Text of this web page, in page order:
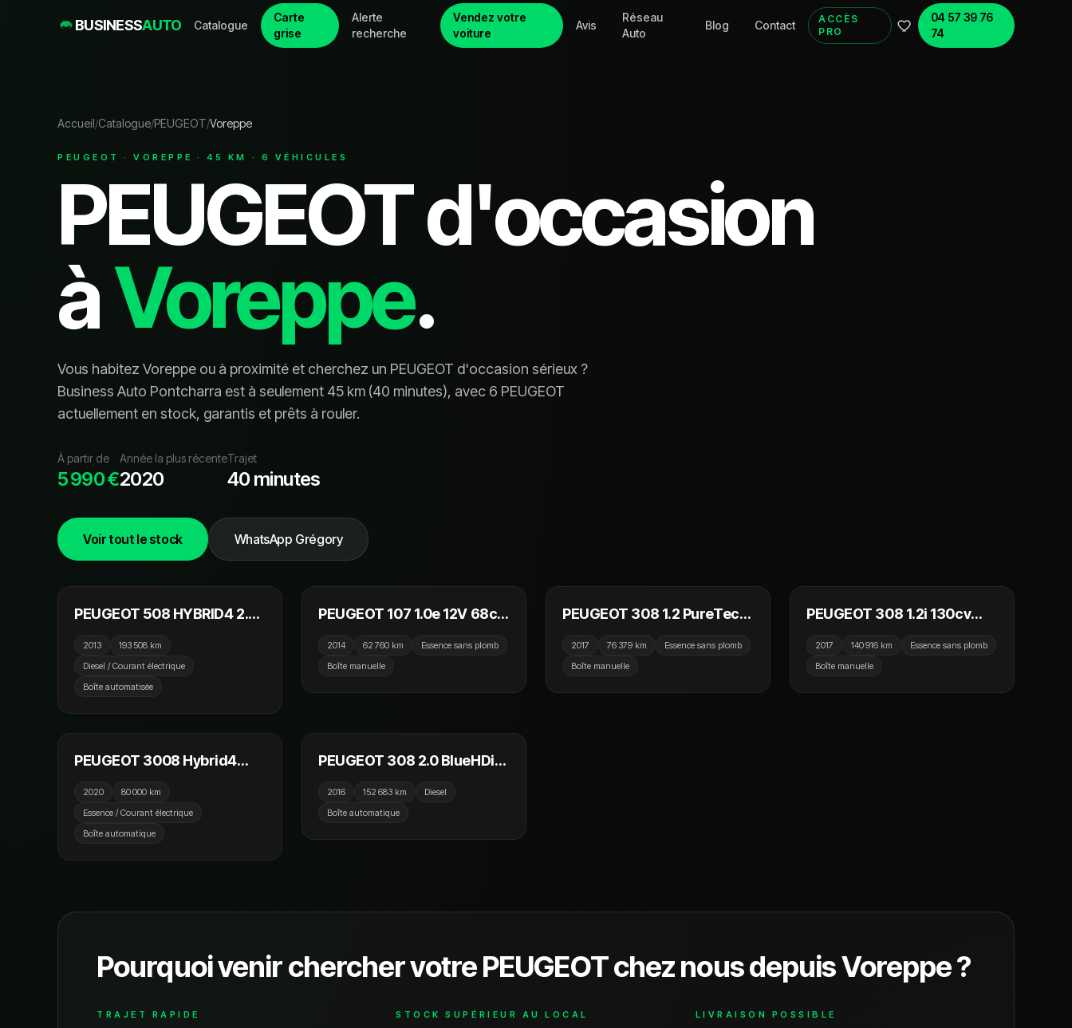
BUSINESSAUTO Catalogue
Carte
grise
Alerte
recherche
Vendez votre
voiture
Avis
Réseau
Auto
Blog Contact
ACCÈS
PRO
04 57 39 76
74
Accueil/Catalogue/PEUGEOT/Voreppe
PEUGEOT ·VOREPPE ·45 KM · 6 VÉHICULE S
PEUGEOTd'occasion
àVoreppe.
Vous habitez Voreppe ou à proximité et cherchez un PEUGEOT d'occasion sérieux ?
Business Auto Pontcharra est à seulement 45 km (40 minutes), avec 6 PEUGEOT
actuellement en stock, garantis et prêts à rouler.
À partir de
5 990 €
Année la plus récente
2020
Trajet
40 minutes
Voir tout le stock
WhatsApp Grégory
7 990 €
PEUGEOT 508 HYBRID4 2.0
Electric 37ch Allure
2013
193 508 km
Diesel / Courant électrique
Boîte automatisée
PEUGEOT 107 1.0e 12V 68ch
2014 62 760 km
Essence sans plomb
Boîte manuelle
PEUGEOT 308 1.2 PureTech
2017 76 379 km
Essence sans plomb
Boîte manuelle
PEUGEOT 308 1.2i 130cv
Caméra de recul / Bluetooth
2017 140 916 km
Essence sans plomb
Boîte manuelle
18 990 €
PEUGEOT 3008 Hybrid4
Caméra de recul / CarPlay
2020
80 000 km
Essence / Courant électrique
Boîte automatique
PEUGEOT 308 2.0 BlueHDi
2016 152 683 km
Diesel
Boîte automatique
Pourquoi venir chercher votrePEUGEOTchez nous depuisVoreppe?
TRAJET RAPIDE STOCK SUPÉRIEUR AU LOCAL LIVRAISON POSSIBLE